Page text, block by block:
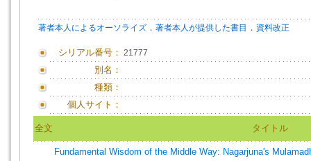
著者本人によるオーソライズ ． 著者本人が提供した書目 ． 資料改正
シリアル番号： 21777
別名：
種類：
個人サイト：
全文 タイトル
Fundamental Wisdom of the Middle Way: Nagarjuna's